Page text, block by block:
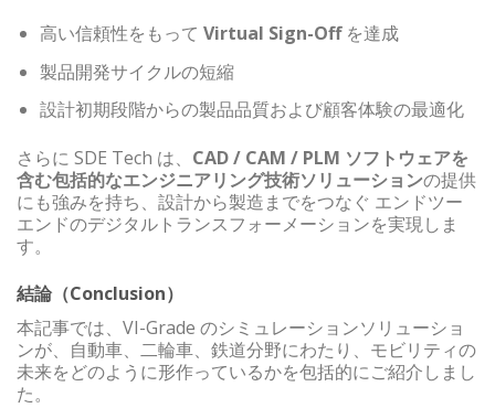
高い信頼性をもって Virtual Sign-Offを達成
製品開発サイクルの短縮
設計初期段階からの製品品質および顧客体験の最適化
さらに SDE Tech は、 CAD / CAM / PLM ソフトウェアを
含む包括的なエンジニアリング技術ソリューションの提供
にも強みを持ち、設計から製造までをつなぐ エンドツー
エンドのデジタルトランスフォーメーションを実現しま
す。
結論（Conclusion）
本記事では、VI-Grade のシミュレーションソリューショ
ンが、自動車、二輪車、鉄道分野にわたり、モビリティの
未来をどのように形作っているかを包括的にご紹介しまし
た。